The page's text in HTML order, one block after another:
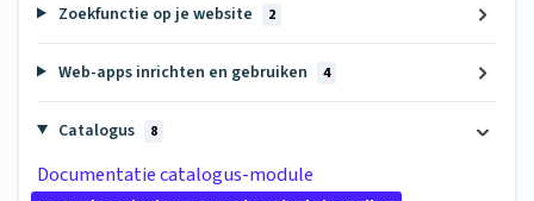
Zoekfunctie op je website 2
Web-apps inrichten en gebruiken 4
Catalogus 8
Documentatie catalogus-module